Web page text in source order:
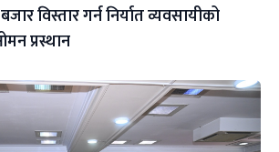
विस्तार गर्न निर्यात व्यवसायीको
प्रस्थान